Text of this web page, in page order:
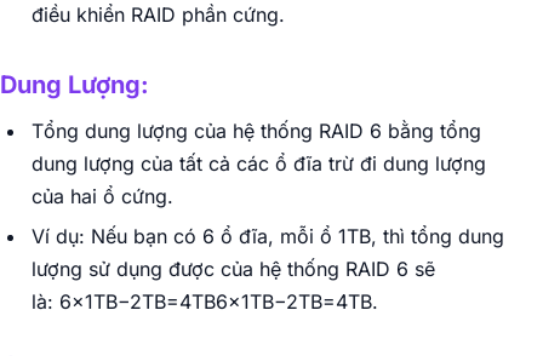
điều khiển RAID phần cứng.
Dung Lượng:
Tổng dung lượng của hệ thống RAID 6 bằng tổng
dung lượng của tất cả các ổ đĩa trừ đi dung lượng
của hai ổ cứng.
Ví dụ: Nếu bạn có 6 ổ đĩa, mỗi ổ 1TB, thì tổng dung
lượng sử dụng được của hệ thống RAID 6 sẽ
là: 6×1TB−2TB=4TB6×1TB−2TB=4TB.